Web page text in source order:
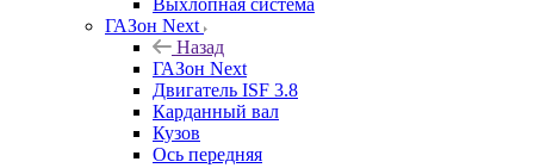
Выхлопная система
ГАЗон Next
Назад
ГАЗон Next
Двигатель ISF 3.8
Карданный вал
Кузов
Ось передняя